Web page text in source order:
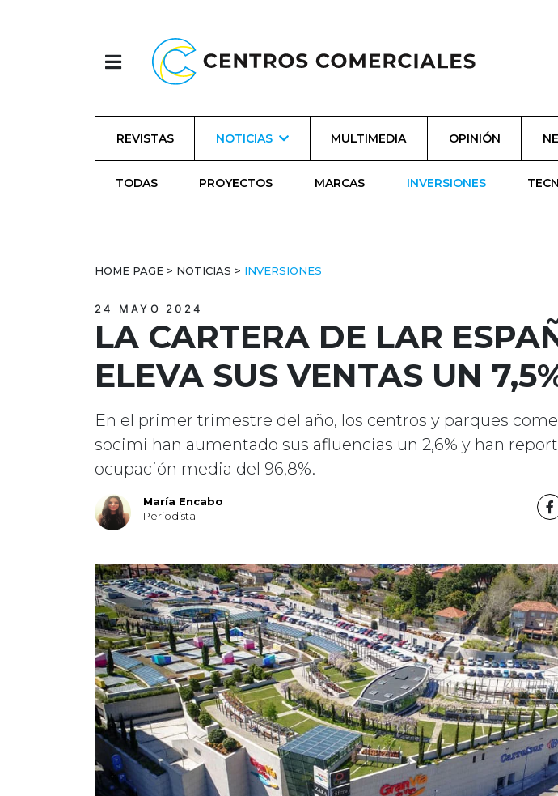
REVISTAS NOTICIAS MULTIMEDIA OPINIÓN
TODAS PROYECTOS MARCAS INVERSIONES
HOME PAGE > NOTICIAS > INVERSIONES
24 MAYO 2024
LA CARTERA DE LAR
ELEVA SUS VENTAS UN
En el primer trimestre del año, los centros y parques
socimi han aumentado sus afluencias un 2,6% y han
ocupación media del 96,8%.
María Encabo
Periodista